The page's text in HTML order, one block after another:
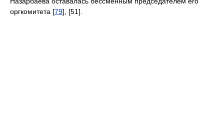
оргкомитета [79], [51].